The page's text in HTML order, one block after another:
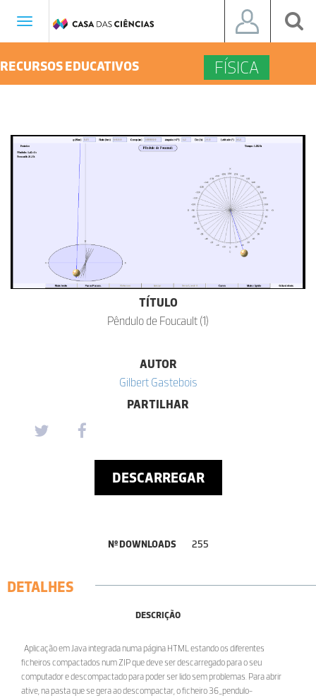
Toggle
RECURSOS EDUCATIVOS FÍSICA
TÍTULO
Pêndulo de Foucault (1)
AUTOR
Gilbert Gastebois
PARTILHAR
DESCARREGAR
Nº DOWNLOADS 255
DETALHES
DESCRIÇÃO
Aplicação em Java integrada numa página HTML estando os diferentes
ficheiros compactados num ZIP que deve ser descarregado para o seu
computador e descompactado para poder ser lido sem problemas. Para abrir
ative, na pasta que se gera ao descompactar, o ficheiro 36_pendulo-